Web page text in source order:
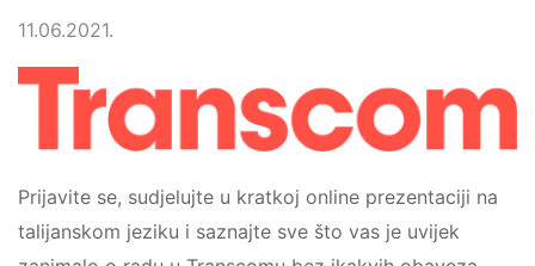
11.06.2021.
Prijavite se, sudjelujte u kratkoj online prezentaciji na
talijanskom jeziku i saznajte sve što vas je uvijek